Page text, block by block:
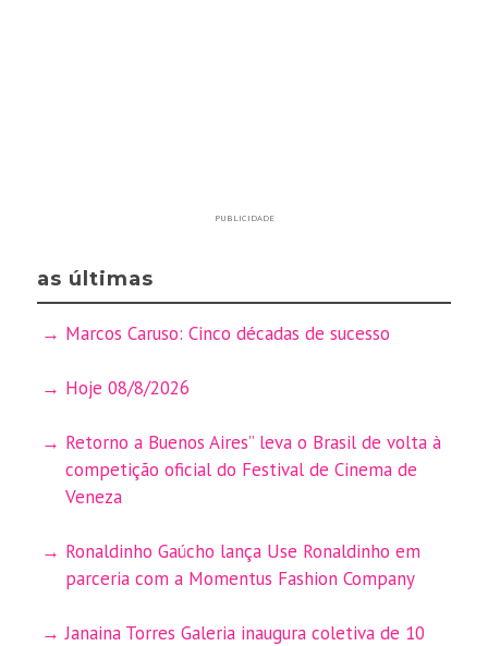
PUBLICIDADE
as últimas
Marcos Caruso: Cinco décadas de sucesso
Hoje 08/8/2026
Retorno a Buenos Aires” leva o Brasil de volta à
competição oficial do Festival de Cinema de
Veneza
Ronaldinho Gaúcho lança Use Ronaldinho em
parceria com a Momentus Fashion Company
Janaina Torres Galeria inaugura coletiva de 10